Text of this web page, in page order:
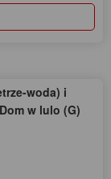
woda) i
w lulo (G)